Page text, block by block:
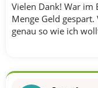
Vielen Dank! War im
Menge Geld
genau so wie ich